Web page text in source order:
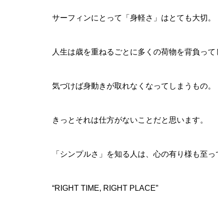
サーフィンにとって「身軽さ」はとても大切。
人生は歳を重ねるごとに多くの荷物を背負って
気づけば身動きが取れなくなってしまうもの。
きっとそれは仕方がないことだと思います。
「シンプルさ」を知る人は、心の有り様も至っ
“RIGHT TIME, RIGHT PLACE”